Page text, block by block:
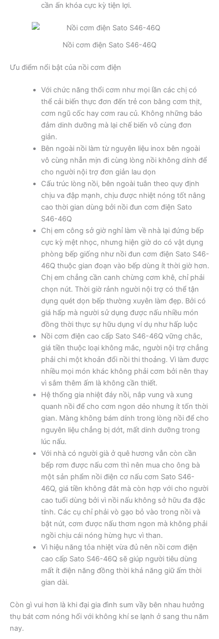
cần ấn khóa cực kỳ tiện lợi.
Nồi cơm điện Sato S46-46Q
Ưu điểm nổi bật của nồi cơm điện
Với chức năng thổi cơm như mọi lần các chị có
thể cải biến thực đơn đến trẻ con bằng cơm thịt,
cơm ngũ cốc hay cơm rau củ. Không những bảo
đảm dinh dưỡng mà lại chế biến vô cùng đơn
giản.
Bên ngoài nồi làm từ nguyên liệu inox bên ngoài
vô cùng nhẵn mịn đi cùng lòng nồi không dính để
cho người nội trợ đơn giản lau dọn
Cấu trúc lòng nồi, bên ngoài tuân theo quy định
chịu va đập mạnh, chịu được nhiệt nóng tốt nâng
cao thời gian dùng bởi nồi đun cơm điện Sato
S46-46Q
Chị em công sở giờ nghỉ làm về nhà lại đứng bếp
cực kỳ mệt nhọc, nhưng hiện giờ do có vật dụng
phòng bếp giống như nồi đun cơm điện Sato S46-
46Q thuộc gian đoạn vào bếp dùng ít thời giờ hơn.
Chị em chẳng cần canh chừng cơm khê, chỉ phải
chọn nút. Thời giờ rảnh người nội trợ có thể tận
dụng quét dọn bếp thường xuyên làm đẹp. Bởi có
giá hấp mà người sử dụng được nấu nhiều món
đồng thời thực sự hữu dụng ví dụ như hấp luộc
Nồi cơm điện cao cấp Sato S46-46Q vững chắc,
giá tiền thuộc loại không mắc, người nội trợ chẳng
phải chi một khoản đổi nồi thi thoảng. Vì làm được
nhiều mọi món khác không phải cơm bởi nên thay
vì sắm thêm ấm là không cần thiết.
Hệ thống gia nhiệt đáy nồi, nắp vung và xung
quanh nồi để cho cơm ngon dẻo nhưng ít tốn thời
gian. Màng không bám dính trong lòng nồi để cho
nguyên liệu chẳng bị dớt, mất dinh dưỡng trong
lúc nấu.
Với nhà có người già ở quê hương vẫn còn cần
bếp rơm được nấu cơm thì nên mua cho ông bà
một sản phẩm nồi điện cơ nấu cơm Sato S46-
46Q, giá tiền không đắt mà còn hợp với cho người
cao tuổi dùng bởi vì nồi nấu không sở hữu đa đặc
tính. Các cụ chỉ phải vò gạo bỏ vào trong nồi và
bật nút, cơm được nấu thơm ngon mà không phải
ngồi chịu cái nóng hừng hực vì than.
Vì hiệu năng tỏa nhiệt vừa đủ nên nồi cơm điện
cao cấp Sato S46-46Q sẽ giúp người tiêu dùng
mất ít điện năng đồng thời khả năng giữ ấm thời
gian dài.
Còn gì vui hơn là khi đại gia đình sum vầy bên nhau hưởng
thụ bát cơm nóng hổi với không khí se lạnh ở sang thu năm
nay.